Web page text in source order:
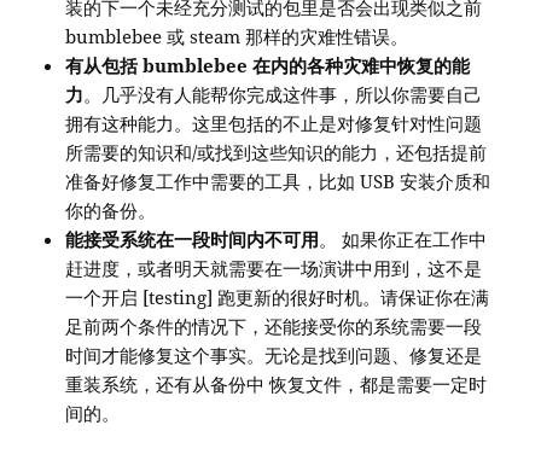
装的下一个未经充分测试的包里是否会出现类似之前
bumblebee 或 steam 那样的灾难性错误。
有从包括 bumblebee 在内的各种灾难中恢复的能
力。几乎没有人能帮你完成这件事，所以你需要自己
拥有这种能力。这里包括的不止是对修复针对性问题
所需要的知识和/或找到这些知识的能力，还包括提前
准备好修复工作中需要的工具，比如 USB 安装介质和
你的备份。
能接受系统在一段时间内不可用。 如果你正在工作中
赶进度，或者明天就需要在一场演讲中用到，这不是
一个开启 [testing] 跑更新的很好时机。请保证你在满
足前两个条件的情况下，还能接受你的系统需要一段
时间才能修复这个事实。无论是找到问题、修复还是
重装系统，还有从备份中 恢复文件，都是需要一定时
间的。